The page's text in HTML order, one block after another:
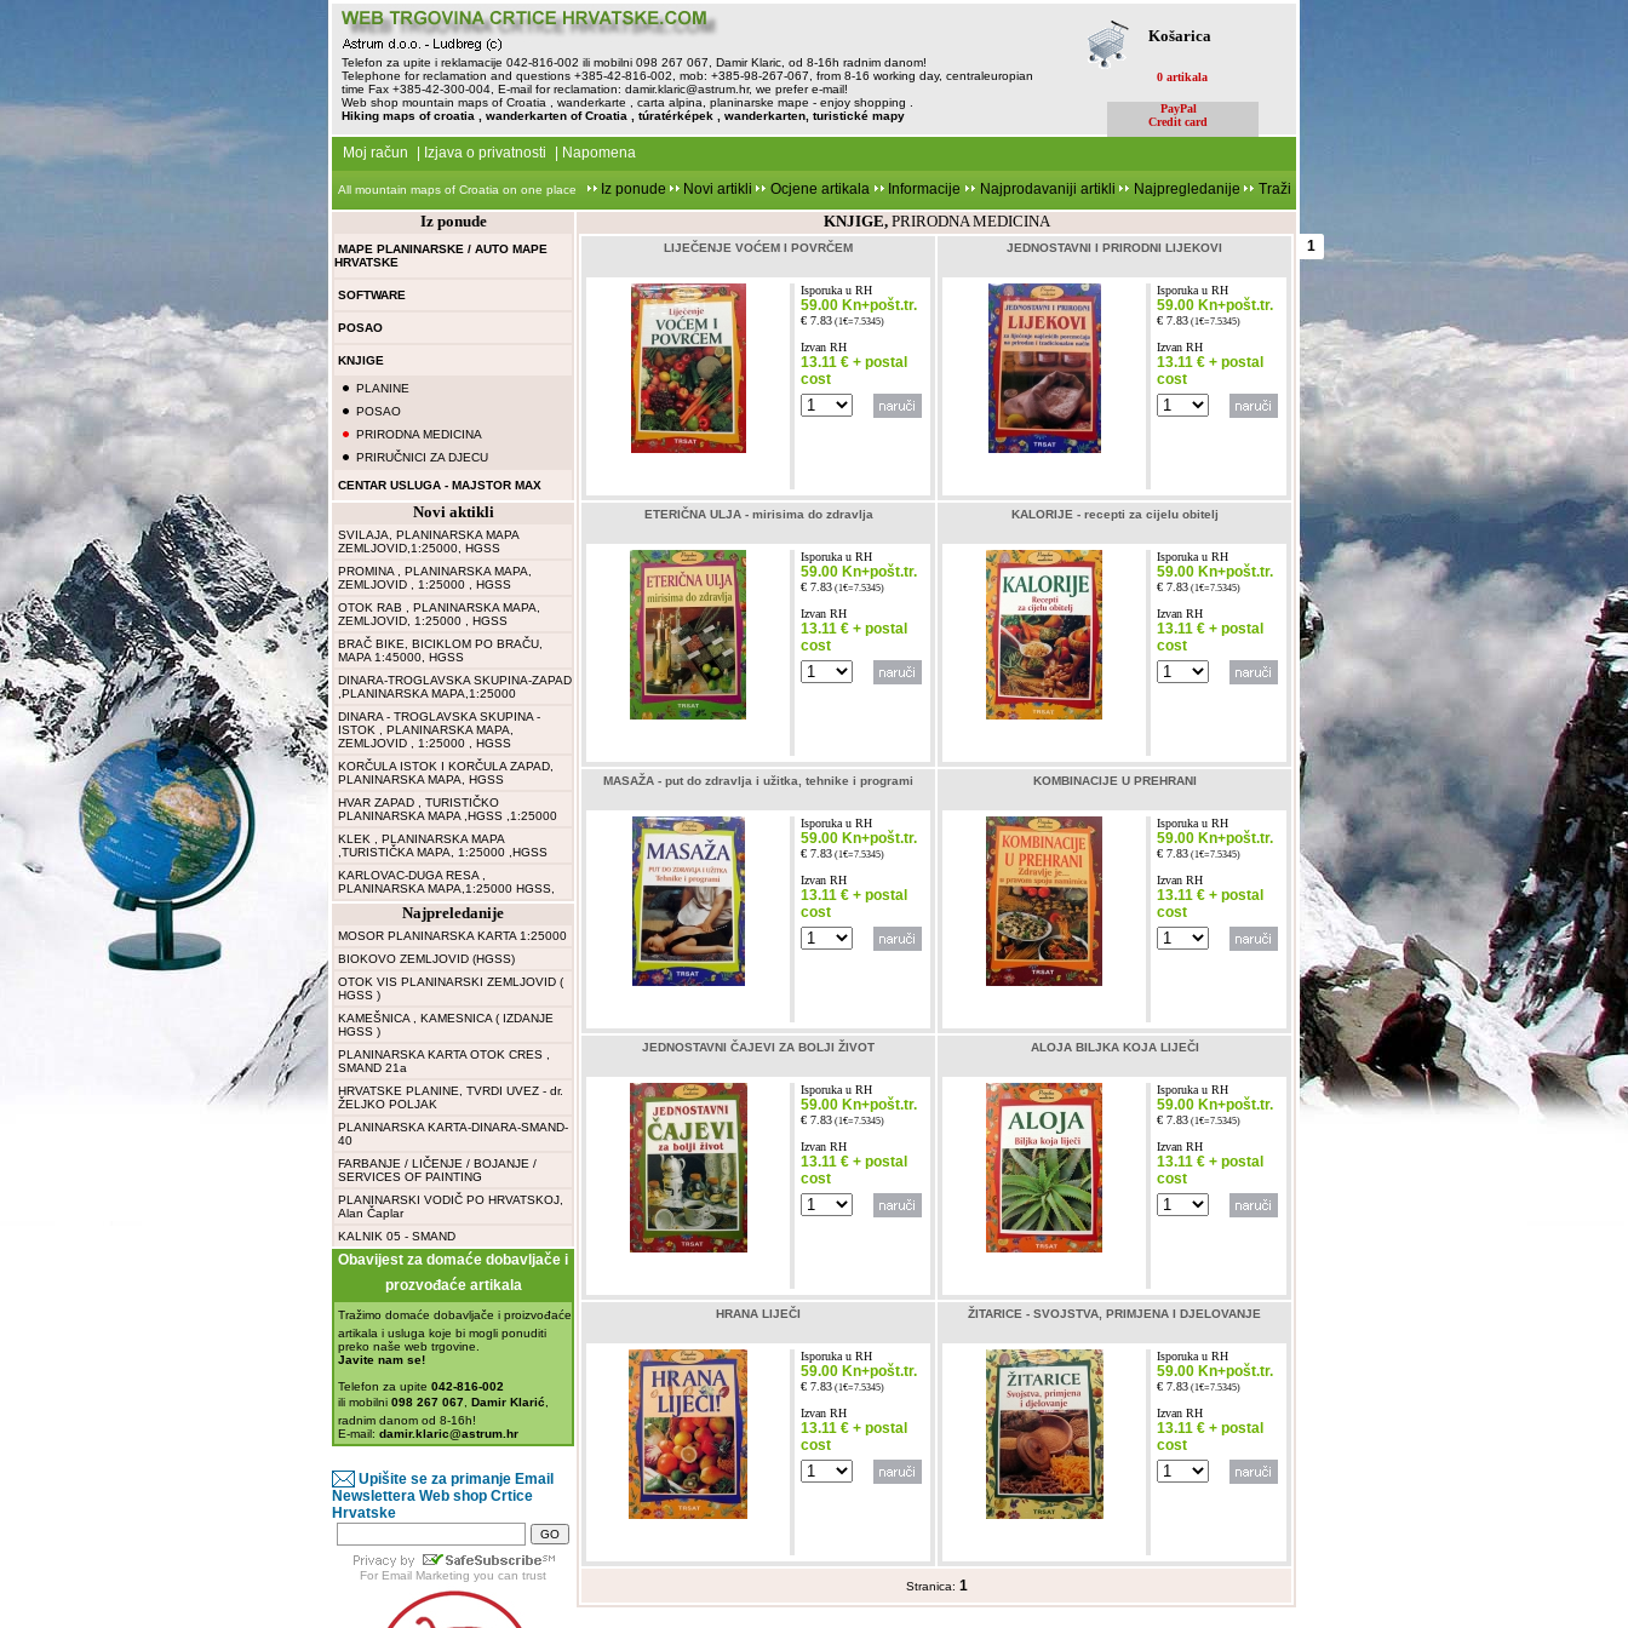
Telefon za upite i reklamacije 042-816-002 ili mobilni 098 267 067, Damir Klaric, od 8-16h radnim danom!
Telephone for reclamation and questions +385-42-816-002, mob: +385-98-267-067, from 8-16 working day, centraleuropian
time Fax +385-42-300-004, E-mail for reclamation: damir.klaric@astrum.hr, we prefer e-mail!
Web shop mountain maps of Croatia , wanderkarte , carta alpina, planinarske mape - enjoy shopping .
Hiking maps of croatia , wanderkarten of Croatia , túratérképek , wanderkarten, turistické mapy
Košarica
0 artikala
PayPal
Credit card
Moj račun Izjava o privatnosti Napomena
All mountain maps of Croatia on one place Iz ponude Novi artikli Ocjene artikala Informacije Najprodavaniji artikli Najpregledanije Traži
Iz ponude
MAPE PLANINARSKE / AUTO MAPE
HRVATSKE
SOFTWARE
POSAO
KNJIGE
PLANINE
POSAO
PRIRODNA MEDICINA
PRIRUČNICI ZA DJECU
CENTAR USLUGA - MAJSTOR MAX
Novi aktikli
SVILAJA, PLANINARSKA MAPA
ZEMLJOVID,1:25000, HGSS
PROMINA , PLANINARSKA MAPA,
ZEMLJOVID , 1:25000 , HGSS
OTOK RAB , PLANINARSKA MAPA,
ZEMLJOVID, 1:25000 , HGSS
BRAČ BIKE, BICIKLOM PO BRAČU,
MAPA 1:45000, HGSS
DINARA-TROGLAVSKA SKUPINA-ZAPAD
,PLANINARSKA MAPA,1:25000
DINARA - TROGLAVSKA SKUPINA -
ISTOK , PLANINARSKA MAPA,
ZEMLJOVID , 1:25000 , HGSS
KORČULA ISTOK I KORČULA ZAPAD,
PLANINARSKA MAPA, HGSS
HVAR ZAPAD , TURISTIČKO
PLANINARSKA MAPA ,HGSS ,1:25000
KLEK , PLANINARSKA MAPA
,TURISTIČKA MAPA, 1:25000 ,HGSS
KARLOVAC-DUGA RESA ,
PLANINARSKA MAPA,1:25000 HGSS,
Najpreledanije
MOSOR PLANINARSKA KARTA 1:25000
BIOKOVO ZEMLJOVID (HGSS)
OTOK VIS PLANINARSKI ZEMLJOVID (
HGSS )
KAMEŠNICA , KAMESNICA ( IZDANJE
HGSS )
PLANINARSKA KARTA OTOK CRES ,
SMAND 21a
HRVATSKE PLANINE, TVRDI UVEZ - dr.
ŽELJKO POLJAK
PLANINARSKA KARTA-DINARA-SMAND-
40
FARBANJE / LIČENJE / BOJANJE /
SERVICES OF PAINTING
PLANINARSKI VODIČ PO HRVATSKOJ,
Alan Čaplar
KALNIK 05 - SMAND
Obavijest za domaće dobavljače i
prozvođaće artikala
Tražimo domaće dobavljače i proizvođaće
artikala i usluga koje bi mogli ponuditi
preko naše web trgovine.
Javite nam se!
Telefon za upite 042-816-002
ili mobilni 098 267 067 Damir Klarić
radnim danom od 8-16h!
E-mail: damir.klaric@astrum.hr
Upišite se za primanje Email
Newslettera Web shop Crtice
Hrvatske
For Email Marketing you can trust
KNJIGE, PRIRODNA MEDICINA
1
LIJEČENJE VOĆEM I POVRČEM
Isporuka u RH
59.00 Kn+pošt.tr.
€ 7.83 (1€=7.5345)
Izvan RH
13.11 € + postal
cost
JEDNOSTAVNI I PRIRODNI LIJEKOVI
Isporuka u RH
59.00 Kn+pošt.tr.
€ 7.83 (1€=7.5345)
Izvan RH
13.11 € + postal
cost
ETERIČNA ULJA - mirisima do zdravlja
Isporuka u RH
59.00 Kn+pošt.tr.
€ 7.83 (1€=7.5345)
Izvan RH
13.11 € + postal
cost
KALORIJE - recepti za cijelu obitelj
Isporuka u RH
59.00 Kn+pošt.tr.
€ 7.83 (1€=7.5345)
Izvan RH
13.11 € + postal
cost
MASAŽA - put do zdravlja i užitka, tehnike i programi
Isporuka u RH
59.00 Kn+pošt.tr.
€ 7.83 (1€=7.5345)
Izvan RH
13.11 € + postal
cost
KOMBINACIJE U PREHRANI
Isporuka u RH
59.00 Kn+pošt.tr.
€ 7.83 (1€=7.5345)
Izvan RH
13.11 € + postal
cost
JEDNOSTAVNI ČAJEVI ZA BOLJI ŽIVOT
Isporuka u RH
59.00 Kn+pošt.tr.
€ 7.83 (1€=7.5345)
Izvan RH
13.11 € + postal
cost
ALOJA BILJKA KOJA LIJEČI
Isporuka u RH
59.00 Kn+pošt.tr.
€ 7.83 (1€=7.5345)
Izvan RH
13.11 € + postal
cost
HRANA LIJEČI
Isporuka u RH
59.00 Kn+pošt.tr.
€ 7.83 (1€=7.5345)
Izvan RH
13.11 € + postal
cost
ŽITARICE - SVOJSTVA, PRIMJENA I DJELOVANJE
Isporuka u RH
59.00 Kn+pošt.tr.
€ 7.83 (1€=7.5345)
Izvan RH
13.11 € + postal
cost
Stranica: 1